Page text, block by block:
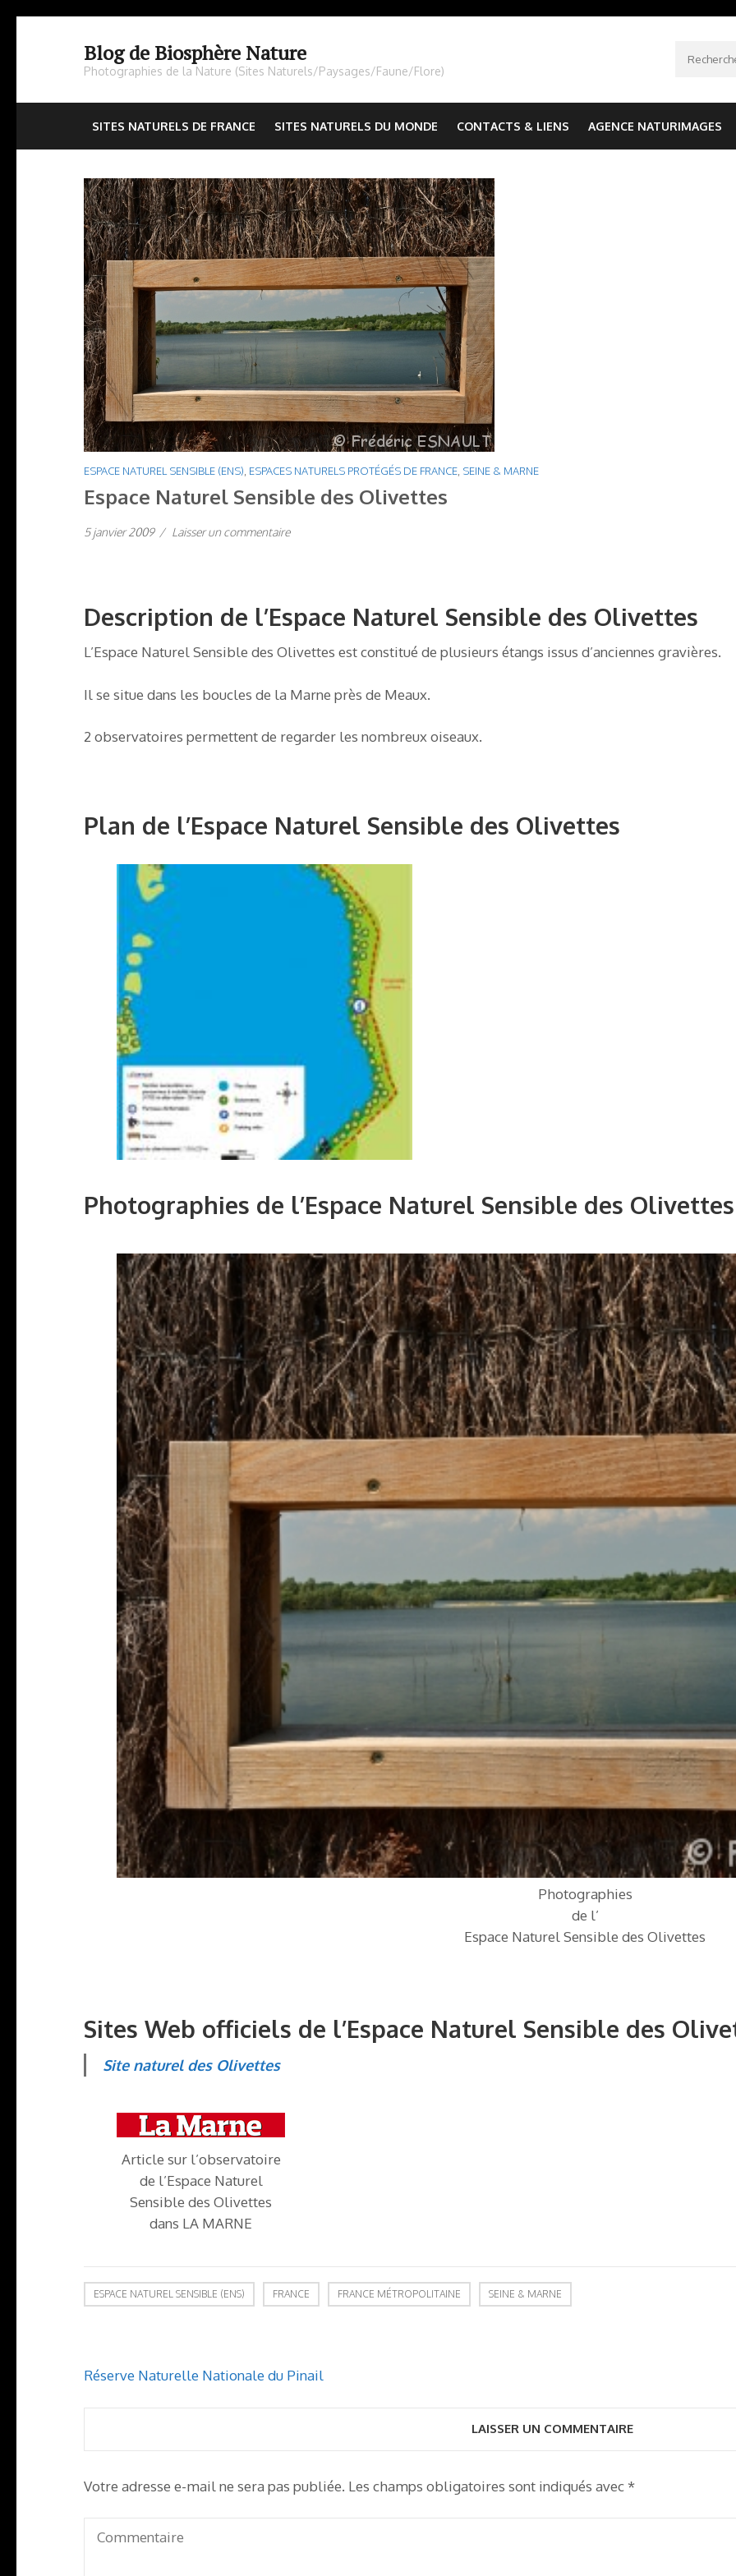
Blog de Biosphère Nature
Photographies de la Nature (Sites Naturels/Paysages/Faune/Flore)
SITES NATURELS DE FRANCE SITES NATURELS DU MONDE CONTACTS & LIENS AGENCE NATURIMAGES
ESPACE NATUREL SENSIBLE (ENS) ESPACES NATURELS PROTÉGÉS DE FRANCE SEINE & MARNE
Espace Naturel Sensible des Olivettes
5 janvier 2009 / Laisser un commentaire
Description de l’Espace Naturel Sensible des Olivettes
L’Espace Naturel Sensible des Olivettes est constitué de plusieurs étangs issus d’anciennes gravières.
Il se situe dans les boucles de la Marne près de Meaux.
2 observatoires permettent de regarder les nombreux oiseaux.
Plan de l’Espace Naturel Sensible des Olivettes
Photographies de l’Espace Naturel Sensible des Olivettes
Photographies
de l’
Espace Naturel Sensible des Olivettes
Sites Web officiels de l’Espace Naturel Sensible des
Site naturel des Olivettes
Article sur l’observatoire
de l’Espace Naturel
Sensible des Olivettes
dans LA MARNE
ESPACE NATUREL SENSIBLE (ENS) FRANCE FRANCE MÉTROPOLITAINE SEINE & MARNE
Navigation
l’article
Réserve Naturelle Nationale du Pinail
LAISSER UN COMMENTAIRE
Votre adresse e-mail ne sera pas publiée. Les champs obligatoires sont indiqués avec *